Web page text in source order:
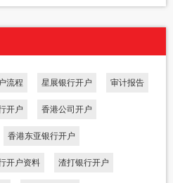
流程 星展银行开户 审计报告
开户 香港公司开户
香港东亚银行开户
开户资料 渣打银行开户